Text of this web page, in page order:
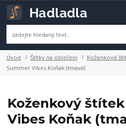
Úvod Štítky na oblečení Koženkové
Summer Vibes Koňak (tmavá)
Koženkový
Vibes Koňak